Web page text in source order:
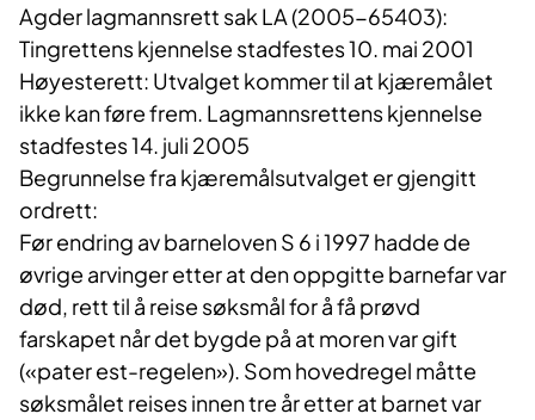
Agder lagmannsrett sak LA (2005-65403):
Tingrettens kjennelse stadfestes 10. mai 2001
Høyesterett: Utvalget kommer til at kjæremålet
ikke kan føre frem. Lagmannsrettens kjennelse
stadfestes 14. juli 2005
Begrunnelse fra kjæremålsutvalget er gjengitt
ordrett:
Før endring av barneloven S 6 i 1997 hadde de
øvrige arvinger etter at den oppgitte barnefar var
død, rett til å reise søksmål for å få prøvd
farskapet når det bygde på at moren var gift
(«pater est-regelen»). Som hovedregel måtte
søksmålet reises innen tre år etter at barnet var